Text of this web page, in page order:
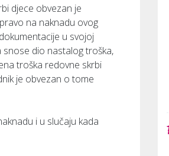
djece obvezan je
na naknadu ovog
u svojoj
dio nastalog troška,
troška redovne skrbi
je obvezan o tome
i u slučaju kada